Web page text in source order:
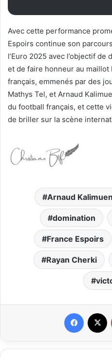
Avec cette performance
Espoirs continue son
l’Euro 2025 avec l’objectif
et de faire honneur au maillot
français, emmenés par des
Mathys Tel, et Arnaud
du football français, et cette
de briller sur la scène
Arnaud
domination
France Espoirs
Rayan Cherki